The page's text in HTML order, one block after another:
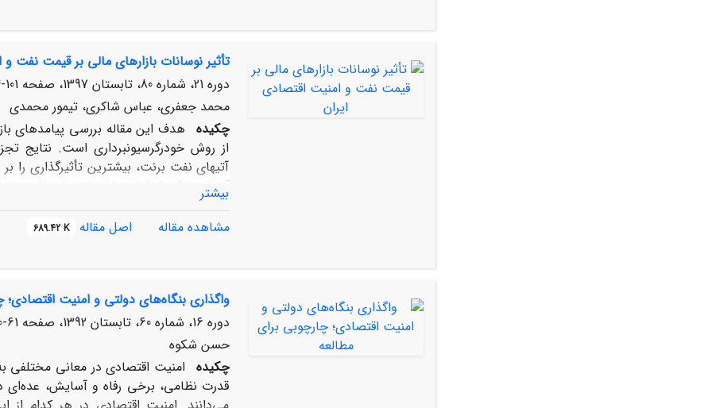
سو، شاهد پیدایی پارادایم فرهنگی امنیت
نتیجه مستقیم ورود به مرحله‏ مدرنیته
مهم ‏ترین آن، نظریه امنیت جامعوی است؛
و ارزش هایشان را در کانون توجه مطالعات
تأثیر نوسانات بازارهای مالی بر قیمت نفت
دوره 21، شماره 80، تابستان 1397، صفحه
101-134
محمد جعفری، عباس شاکری، تیمور محمدی
چکیده هدف این مقاله بررسی پیامدهای
از روش خودرگرسیون‏برداری است. نتایج
آتی‏های نفت برنت، بیشترین تأثیرگذاری را
آن است که شوک‏های بازارهای مالی اثر
نفت خام موجب شوک مثبت بر قیمت
قیمت نفت می‌شود. به دلیل وابستگی شدید
بیشتر
مشاهده مقاله
اصل مقاله 689.42 K
واگذاری بنگاه‌های دولتی و امنیت اقتصادی؛
دوره 16، شماره 60، تابستان 1392، صفحه
61-90
حسن شکوه
چکیده امنیت اقتصادی در معانی مختلفی
قدرت نظامی، برخی رفاه و آسایش، عده‌ای